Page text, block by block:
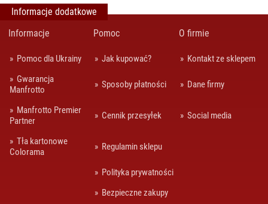
Informacje dodatkowe
Informacje
Pomoc O firmie
Pomoc dla Ukrainy Jak kupować?
Kontakt ze sklepem
Gwarancja
Manfrotto
Sposoby płatności Dane firmy
Manfrotto Premier
Partner
Cennik przesyłek Social media
Tła kartonowe
Colorama
Regulamin sklepu
Polityka prywatności
Bezpieczne zakupy